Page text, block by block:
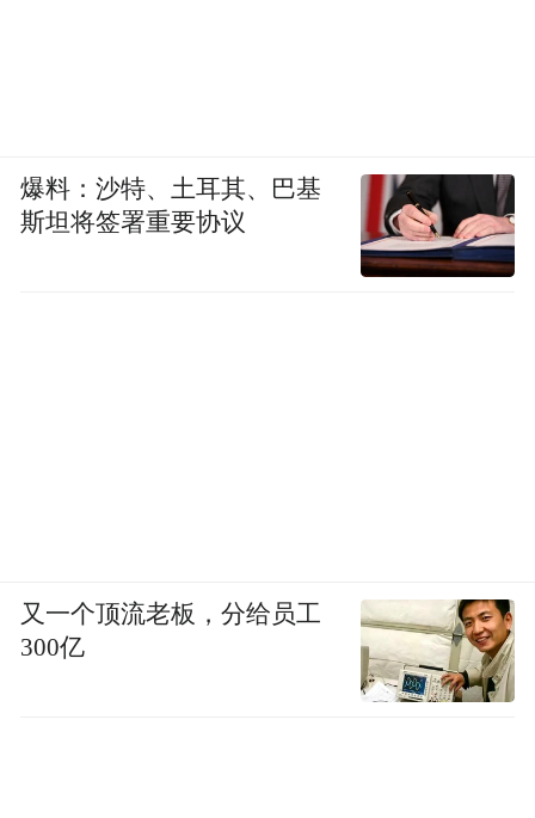
爆料：沙特、土耳其、巴基
斯坦将签署重要协议
又一个顶流老板，分给员工
300亿